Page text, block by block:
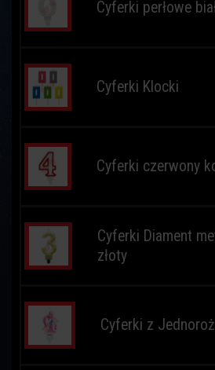
Cyferki perłowe
Cyferki Klocki
Cyferki czerwony
Cyferki Diament
złoty
Cyferki z